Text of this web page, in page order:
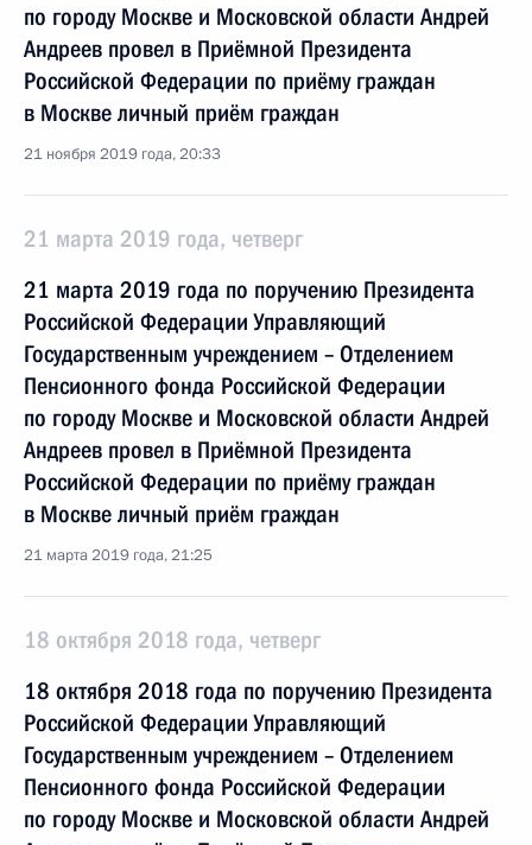
по городу Москве и Московской области Андрей
Андреев провел в Приёмной Президента
Российской Федерации по приёму граждан
в Москве личный приём граждан
21 ноября 2019 года, 20:33
21 марта 2019 года, четверг
21 марта 2019 года по поручению Президента
Российской Федерации Управляющий
Государственным учреждением – Отделением
Пенсионного фонда Российской Федерации
по городу Москве и Московской области Андрей
Андреев провел в Приёмной Президента
Российской Федерации по приёму граждан
в Москве личный приём граждан
21 марта 2019 года, 21:25
18 октября 2018 года, четверг
18 октября 2018 года по поручению Президента
Российской Федерации Управляющий
Государственным учреждением – Отделением
Пенсионного фонда Российской Федерации
по городу Москве и Московской области Андрей